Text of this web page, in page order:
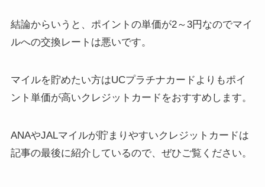
結論からいうと、ポイントの単価が2～3円なのでマイ
ルへの交換レートは悪いです。
マイルを貯めたい方はUCプラチナカードよりもポイ
ント単価が高いクレジットカードをおすすめします。
ANAやJALマイルが貯まりやすいクレジットカードは
記事の最後に紹介しているので、ぜひご覧ください。